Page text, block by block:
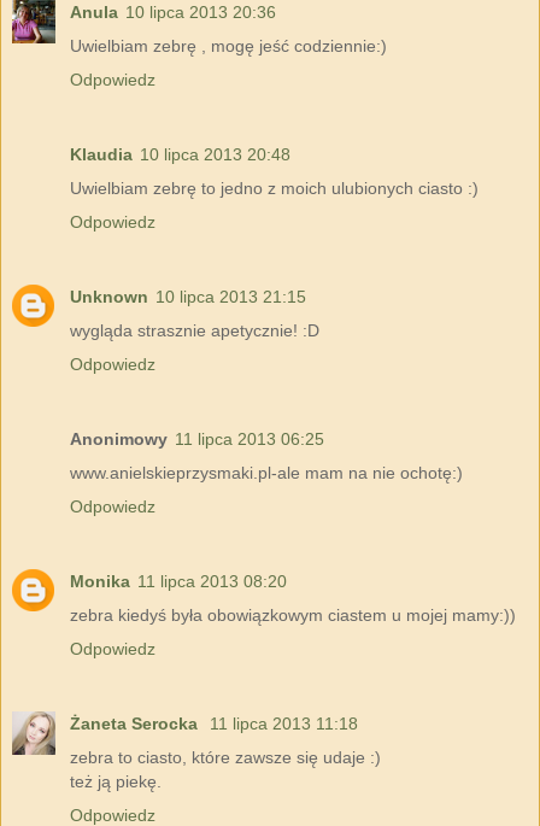
Anula 10 lipca 2013 20:36
Uwielbiam zebrę , mogę jeść codziennie:)
Odpowiedz
Klaudia 10 lipca 2013 20:48
Uwielbiam zebrę to jedno z moich ulubionych ciasto :)
Odpowiedz
Unknown 10 lipca 2013 21:15
wygląda strasznie apetycznie! :D
Odpowiedz
Anonimowy 11 lipca 2013 06:25
www.anielskieprzysmaki.pl-ale mam na nie ochotę:)
Odpowiedz
Monika 11 lipca 2013 08:20
zebra kiedyś była obowiązkowym ciastem u mojej mamy:))
Odpowiedz
Żaneta Serocka
11 lipca 2013 11:18
zebra to ciasto, które zawsze się udaje :)
też ją piekę.
Odpowiedz